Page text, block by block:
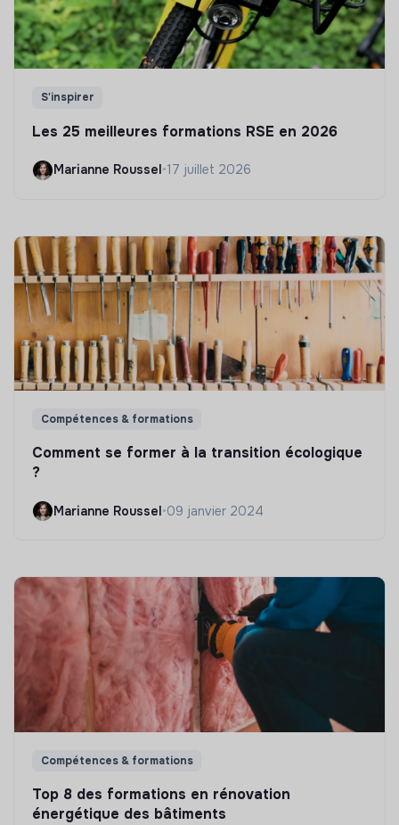
S'inspirer
Les 25 meilleures formations RSE en 2026
Marianne Roussel•17 juillet 2026
Compétences & formations
Comment se former à la transition écologique
?
Marianne Roussel•09 janvier 2024
Compétences & formations
Top 8 des formations en rénovation
énergétique des bâtiments